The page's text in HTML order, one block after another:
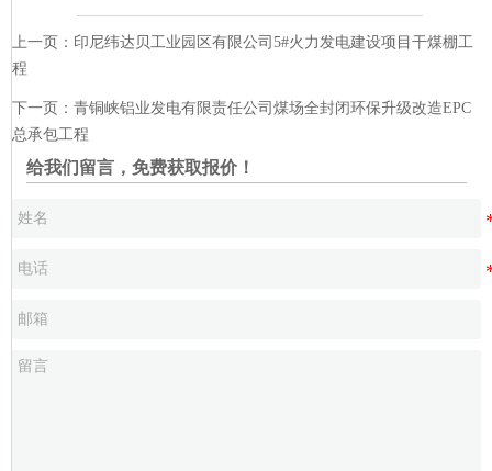
上一页： 印尼纬达贝工业园区有限公司5#火力发电建设项目干煤棚工
程
下一页： 青铜峡铝业发电有限责任公司煤场全封闭环保升级改造EPC
总承包工程
给我们留言，免费获取报价！